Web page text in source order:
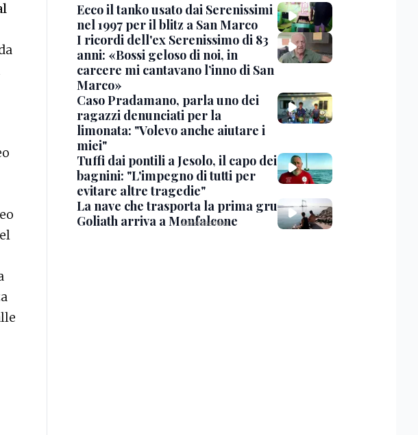
Ecco il tanko usato dai Serenissimi
nel 1997 per il blitz a San Marco
I ricordi dell'ex Serenissimo di 83
anni: «Bossi geloso di noi, in
carcere mi cantavano l’inno di San
Marco»
Caso Pradamano, parla uno dei
ragazzi denunciati per la
limonata: "Volevo anche aiutare i
miei"
Tuffi dai pontili a Jesolo, il capo dei
bagnini: "L'impegno di tutti per
evitare altre tragedie"
La nave che trasporta la prima gru
Goliath arriva a Monfalcone